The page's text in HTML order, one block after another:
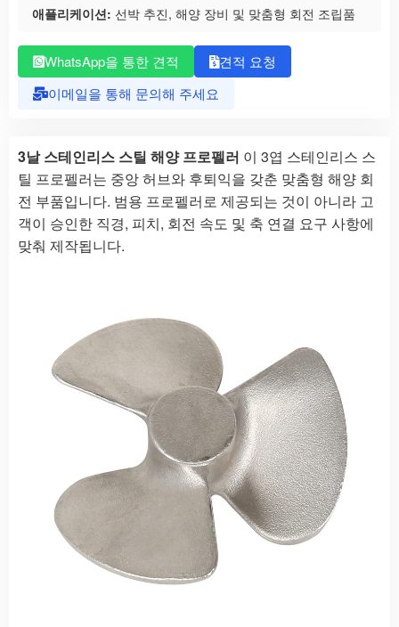
애플리케이션: 선박 추진, 해양 장비 및 맞춤형 회전 조립품
WhatsApp을 통한 견적
견적 요청
이메일을 통해 문의해 주세요
3날 스테인리스 스틸 해양 프로펠러 이 3엽 스테인리스 스
틸 프로펠러는 중앙 허브와 후퇴익을 갖춘 맞춤형 해양 회
전 부품입니다. 범용 프로펠러로 제공되는 것이 아니라 고
객이 승인한 직경, 피치, 회전 속도 및 축 연결 요구 사항에
맞춰 제작됩니다.